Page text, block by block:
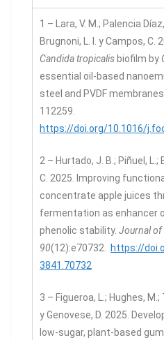
1 – Lara, V. M.; Palencia
Brugnoni, L. I. y Campos, C.
Candida tropicalis biofilm by
essential oil-based
steel and PVDF membranes.
112259.
https://doi.org/10.1016/
2 – Hurtado, J. B.; Piñuel, L.;
C. 2025. Improving
concentrate apple juices
fermentation as enhancer
phenolic stability. Journal of
90(12):e70732.
https://
3841.70732
3 – Figueroa, L.; Hughes, M.;
y Genovese, D. 2025.
low-sugar, plant-based